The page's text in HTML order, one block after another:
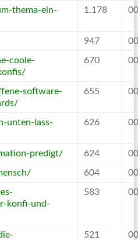
thema-ein-
1.178
947
coole-
670
software-
655
unten-lass-
626
predigt/ 624
604
konfi-und-
583
521